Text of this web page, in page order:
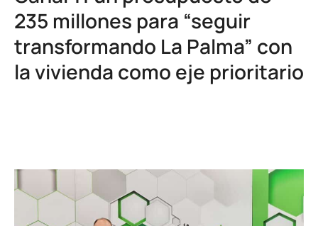
235 millones para “seguir
transformando La Palma” con
la vivienda como eje prioritario